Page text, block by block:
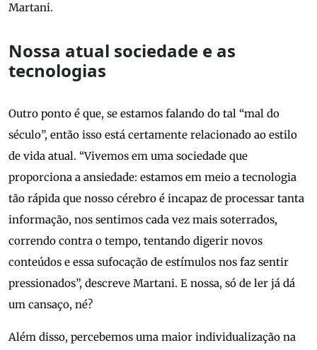
Martani.
Nossa atual sociedade e as
tecnologias
Outro ponto é que, se estamos falando do tal “mal do
século”, então isso está certamente relacionado ao estilo
de vida atual. “Vivemos em uma sociedade que
proporciona a ansiedade: estamos em meio a tecnologia
tão rápida que nosso cérebro é incapaz de processar tanta
informação, nos sentimos cada vez mais soterrados,
correndo contra o tempo, tentando digerir novos
conteúdos e essa sufocação de estímulos nos faz sentir
pressionados”, descreve Martani. E nossa, só de ler já dá
um cansaço, né?
Além disso, percebemos uma maior individualização na